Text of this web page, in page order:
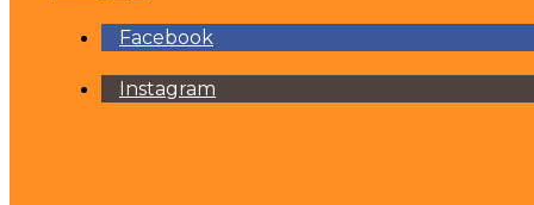
Facebook
Instagram